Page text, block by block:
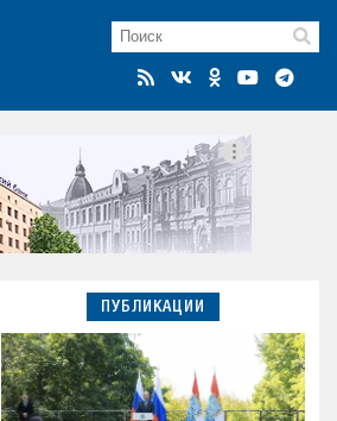
ПУБЛИКАЦИИ